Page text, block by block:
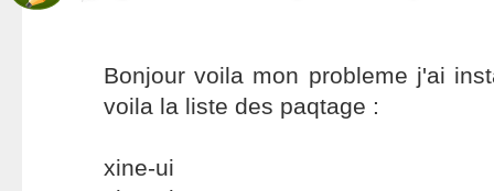
Bonjour voila mon probleme j'ai
voila la liste des paqtage :
xine-ui